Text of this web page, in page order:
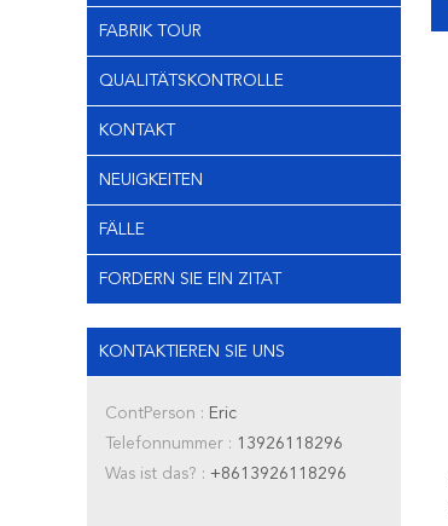
FABRIK TOUR
QUALITÄTSKONTROLLE
KONTAKT
NEUIGKEITEN
FÄLLE
FORDERN SIE EIN ZITAT
KONTAKTIEREN SIE UNS
ContPerson : Eric
Telefonnummer : 13926118296
Was ist das? : +8613926118296